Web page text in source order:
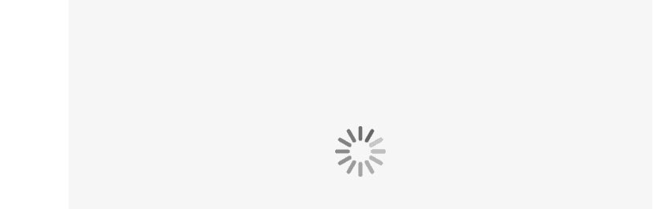
Een volledig Flyknit bovenwerk is zeer zacht, elastisch en speciaal gevormd voor de voeten.